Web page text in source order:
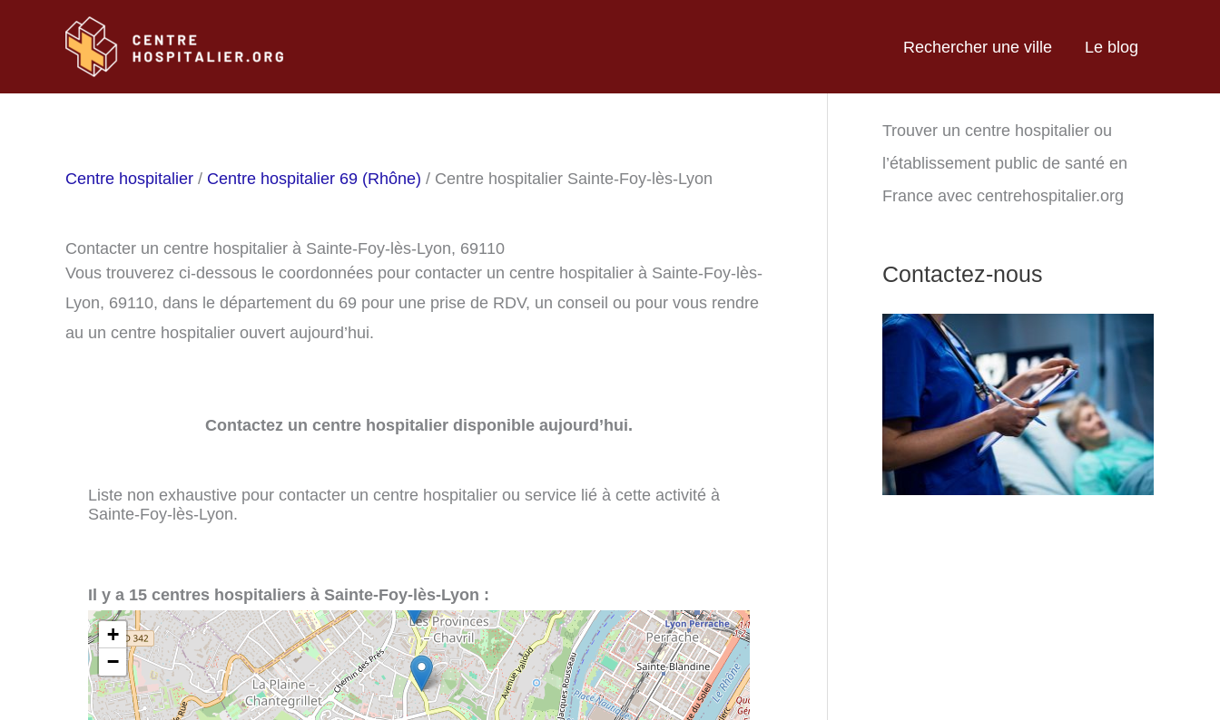
Rechercher une ville Le blog
Centre hospitalier / Centre hospitalier 69 (Rhône) / Centre hospitalier Sainte-Foy-lès-Lyon
Contacter un centre hospitalier à Sainte-Foy-lès-Lyon, 69110
Vous trouverez ci-dessous le coordonnées pour contacter un centre hospitalier à Sainte-Foy-lès-
Lyon, 69110, dans le département du 69 pour une prise de RDV, un conseil ou pour vous rendre
au un centre hospitalier ouvert aujourd’hui.
Contactez un centre hospitalier disponible aujourd’hui.
Liste non exhaustive pour contacter un centre hospitalier ou service lié à cette activité à
Sainte-Foy-lès-Lyon.
Il y a 15 centres hospitaliers à Sainte-Foy-lès-Lyon :
+
−
Trouver un centre hospitalier ou
l’établissement public de santé en
France avec centrehospitalier.org
Contactez-nous